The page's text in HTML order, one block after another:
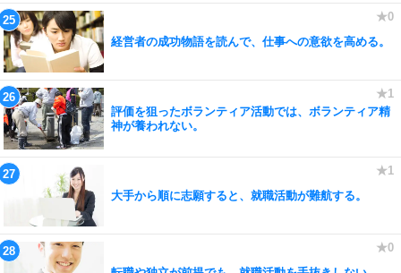
経営者の成功物語を読んで、仕事への意欲を高める。
評価を狙ったボランティア活動では、ボランティア精
神が養われない。
大手から順に志願すると、就職活動が難航する。